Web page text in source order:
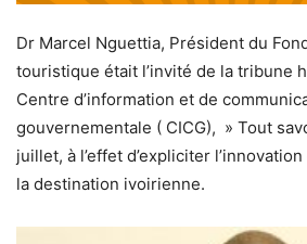
Dr Marcel Nguettia, Président du
touristique était l’invité de la tribune
Centre d’information et de
gouvernementale ( CICG), » Tout
juillet, à l’effet d’expliciter
la destination ivoirienne.